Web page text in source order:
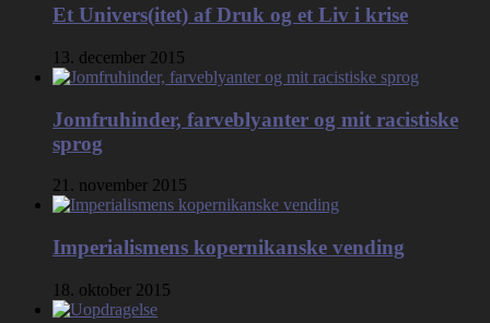
Et Univers(itet) af Druk og et Liv i krise
13. december 2015
Jomfruhinder, farveblyanter og mit racistiske
sprog
21. november 2015
Imperialismens kopernikanske vending
18. oktober 2015